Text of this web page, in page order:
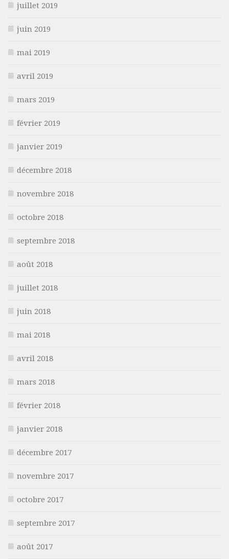
juillet 2019
juin 2019
mai 2019
avril 2019
mars 2019
février 2019
janvier 2019
décembre 2018
novembre 2018
octobre 2018
septembre 2018
août 2018
juillet 2018
juin 2018
mai 2018
avril 2018
mars 2018
février 2018
janvier 2018
décembre 2017
novembre 2017
octobre 2017
septembre 2017
août 2017